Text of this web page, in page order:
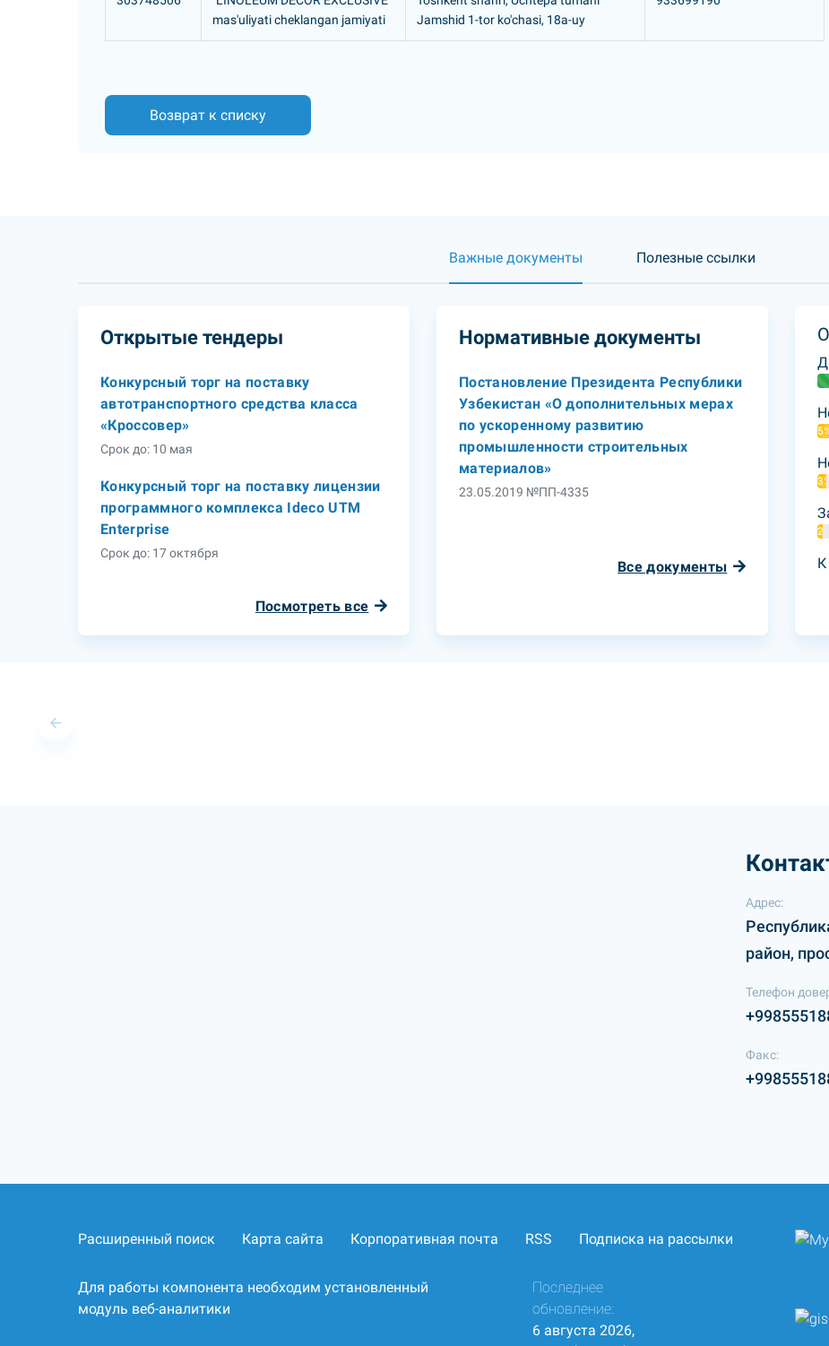
mas'uliyati cheklangan jamiyati
Jamshid 1-tor ko'chasi, 18a-uy
Возврат к списку
Важные документы Полезные ссылки
Открытые тендеры
Конкурсный торг на поставку
автотранспортного средства класса
«Кроссовер»
Срок до: 10 мая
Конкурсный торг на поставку лицензии
программного комплекса Ideco UTM
Enterprise
Срок до: 17 октября
Посмотреть все
Нормативные документы
Постановление Президента Республики
Узбекистан «О дополнительных мерах
по ускоренному развитию
промышленности строительных
материалов»
23.05.2019 №ПП-4335
Все документы
3%
2%
К
Адрес:
район,
Телефон
Факс:
Расширенный поиск Карта сайта Корпоративная почта RSS Подписка на рассылки
Для работы компонента необходим установленный
модуль веб-аналитики
Последнее
обновление:
6 августа 2026,